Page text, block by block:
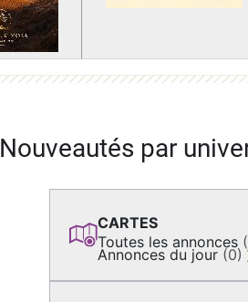
Nouveautés par
CARTES
Toutes les annonces
Annonces du jour (0)